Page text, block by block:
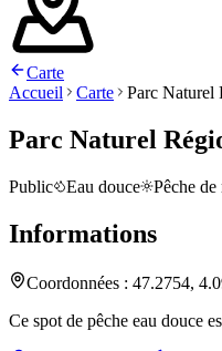
Carte
Accueil
Carte Parc Naturel
Parc Naturel
Public Eau douce Pêche
Informations
Coordonnées : 47.2754,
Ce spot de pêche eau douce